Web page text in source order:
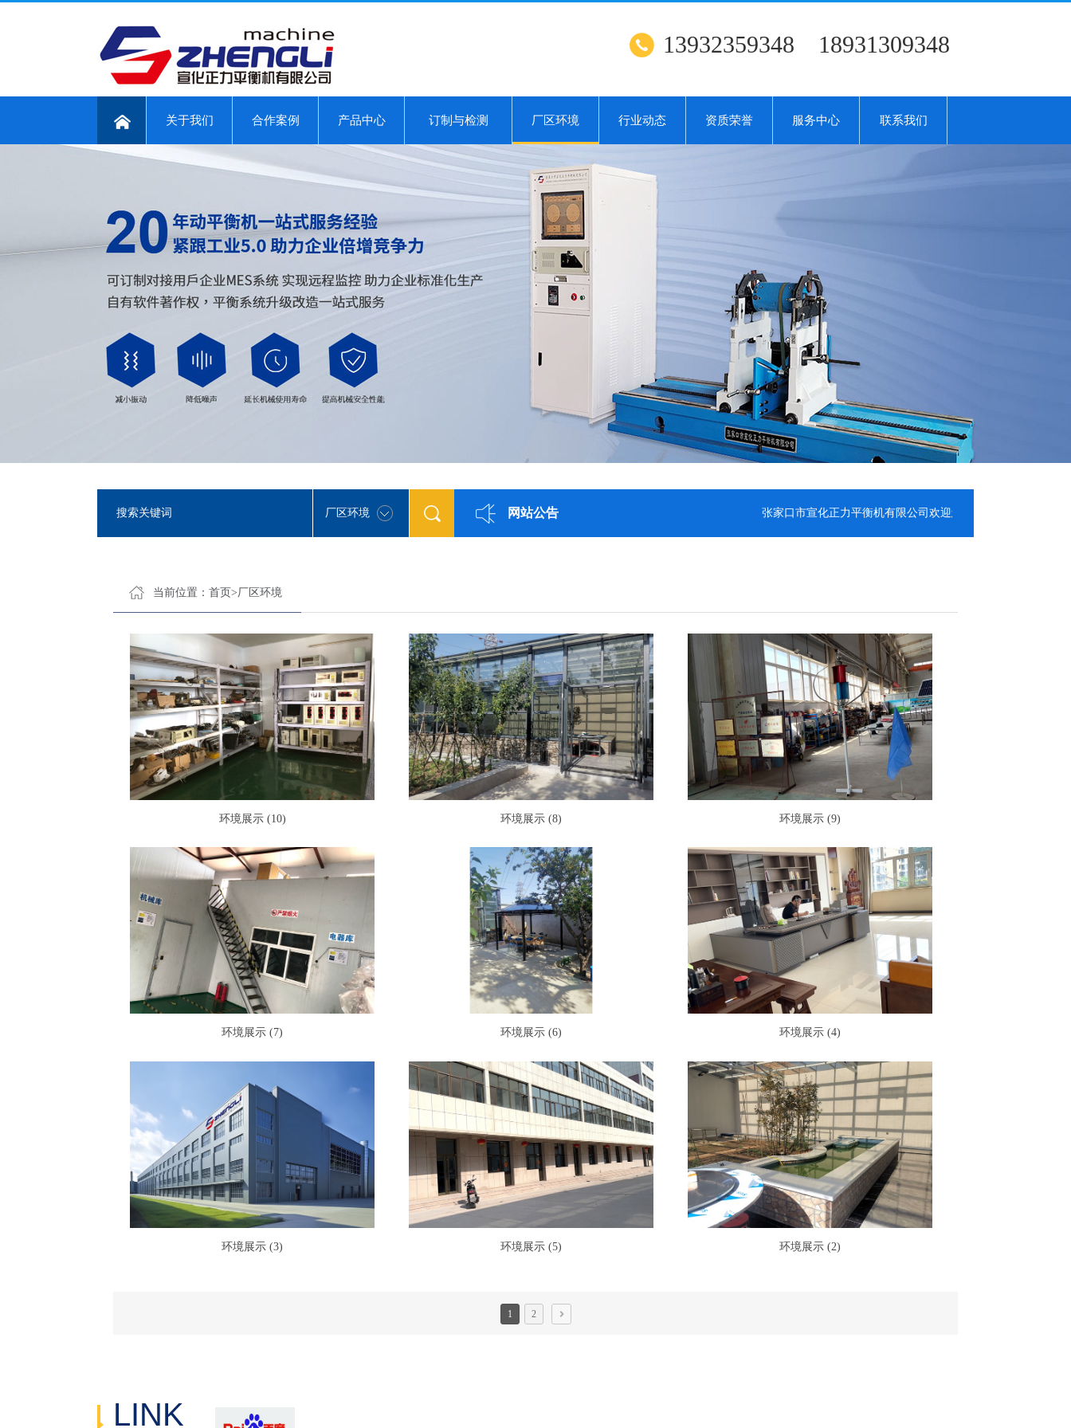
13932359348 18931309348
关于我们 合作案例 产品中心 订制与检测 厂区环境 行业动态 资质荣誉 服务中心 联系我们
厂区环境 网站公告 张家口市宣化正力平衡机有限公司欢迎您的咨询！13932359348
当前位置： 首页>厂区环境
环境展示 (10) 环境展示 (8) 环境展示 (9)
环境展示 (7) 环境展示 (6) 环境展示 (4)
环境展示 (3) 环境展示 (5) 环境展示 (2)
1 2
LINK